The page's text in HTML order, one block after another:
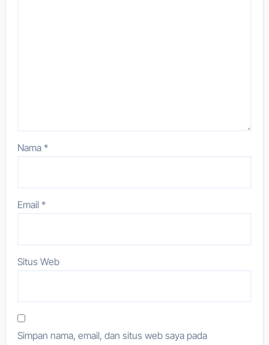
Nama*
Email*
Situs Web
Simpan nama, email, dan situs web saya pada